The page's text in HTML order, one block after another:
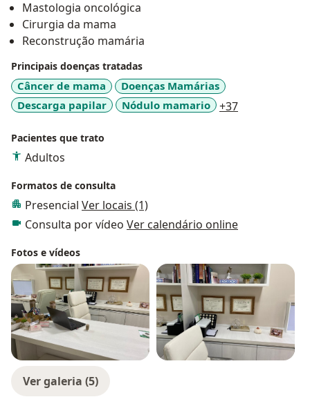
a amamentação. ATENDIMENTO DE MULHERES E
CRIANÇAS
Mastologia oncológica
Cirurgia da mama
Reconstrução mamária
Principais doenças tratadas
Câncer de mama
Doenças Mamárias
Descarga papilar
Nódulo mamario +37
Pacientes que trato
Adultos
Formatos de consulta
Presencial Ver locais (1)
Consulta por vídeo Ver calendário online
Fotos e vídeos
Ver galeria (5)